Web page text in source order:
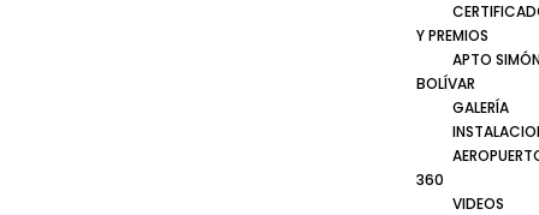
Y PREMIOS
APTO
BOLÍVAR
GALERÍA
360
VIDEOS